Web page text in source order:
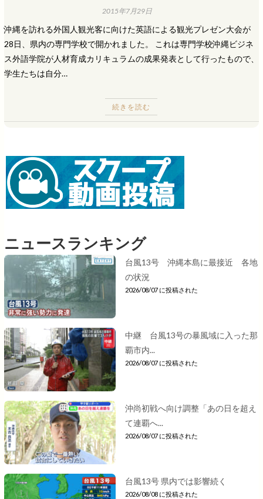
2015年7月29日
沖縄を訪れる外国人観光客に向けた英語による観光プレゼン大会が
28日、県内の専門学校で開かれました。 これは専門学校沖縄ビジネ
ス外語学院が人材育成カリキュラムの成果発表として行ったもので、
学生たちは自分…
続きを読む
ニュースランキング
台風13号 沖縄本島に最接近 各地
の状況
2026/08/07 に投稿された
中継 台風13号の暴風域に入った那
覇市内...
2026/08/07 に投稿された
沖尚初戦へ向け調整「あの日を超え
て連覇へ...
2026/08/07 に投稿された
台風13号 県内では影響続く
2026/08/08 に投稿された